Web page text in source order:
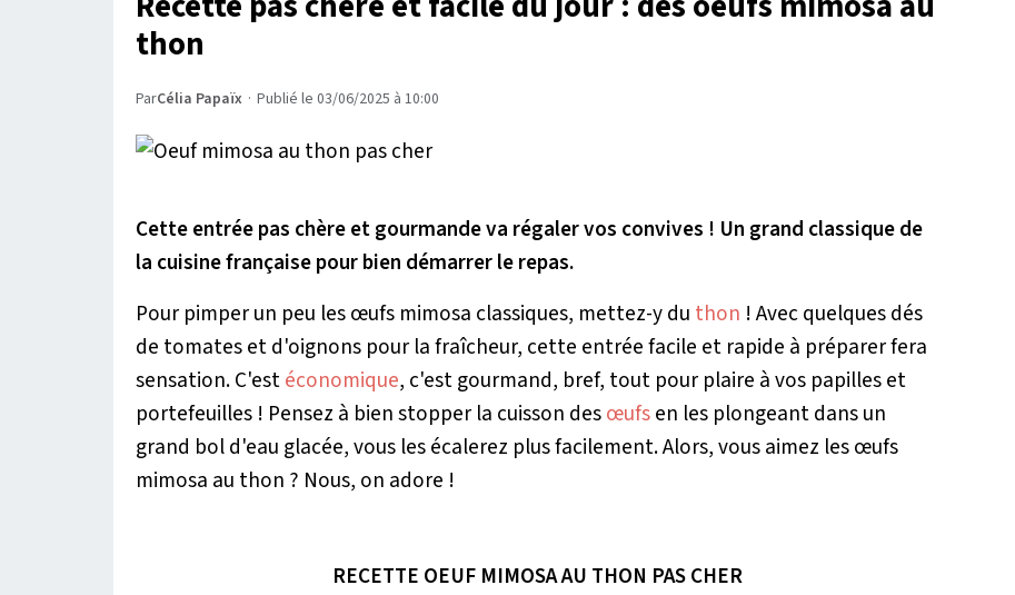
thon
ParCélia Papaïx · Publié le 03/06/2025 à 10:00
Cette entrée pas chère et gourmande va régaler vos convives ! Un grand classique de
la cuisine française pour bien démarrer le repas.
Pour pimper un peu les œufs mimosa classiques, mettez-y du thon ! Avec quelques dés
de tomates et d'oignons pour la fraîcheur, cette entrée facile et rapide à préparer fera
sensation. C'estéconomique, c'est gourmand, bref, tout pour plaire à vos papilles et
portefeuilles ! Pensez à bien stopper la cuisson desœufsen les plongeant dans un
grand bol d'eau glacée, vous les écalerez plus facilement. Alors, vous aimez les œufs
mimosa au thon ? Nous, on adore !
RECETTE OEUF MIMOSA AU THON PAS CHER